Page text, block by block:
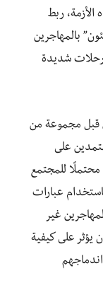
ربط
بالمهاجرين
رحلات شديدة
قبل مجموعة من
على
محتملًا للمجتمع
عبارات
غير
يؤثر على كيفية